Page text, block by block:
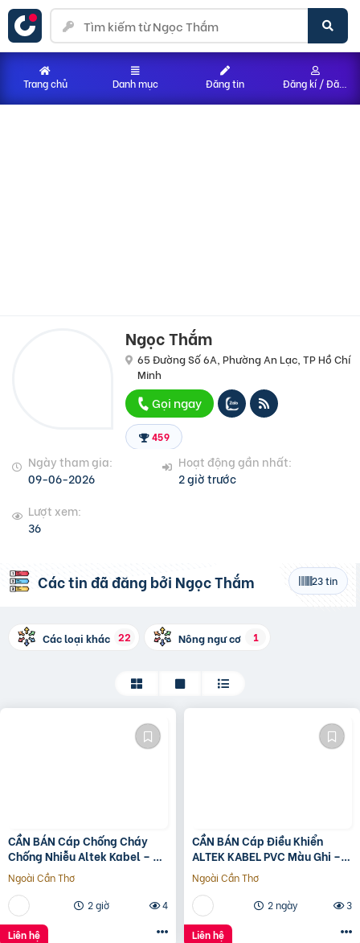
459
Ngọc Thắm
65 Đường Số 6A, Phường An Lạc, TP Hồ Chí
Minh
Gọi ngay
Ngày tham gia:
09-06-2026
Hoạt động gần nhất:
2 giờ trước
Lượt xem:
36
Các tin đã đăng bởi Ngọc Thắm 23 tin
Các loại khác 22 Nông ngư cơ 1
CẦN BÁN Cáp Chống Cháy
Chống Nhiễu Altek Kabel – Uy
Tín, Chất Lượng Cao
Ngoài Cần Thơ
2 giờ
4
Liên hệ
CẦN BÁN Cáp Điều Khiển
ALTEK KABEL PVC Màu Ghi –
Bền Bỉ, Dễ Thi Công
Ngoài Cần Thơ
2 ngày
3
Liên hệ
Trang chủ Danh mục Đăng tin